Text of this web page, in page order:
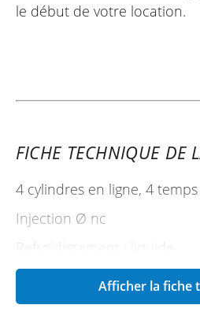
le début de votre location.
FICHE TECHNIQUE DE
4 cylindres en ligne, 4 temps
Injection Ø nc
Refroidissement : liquide
2 ACT
4 soupapes par cylindre
Afficher la fiche